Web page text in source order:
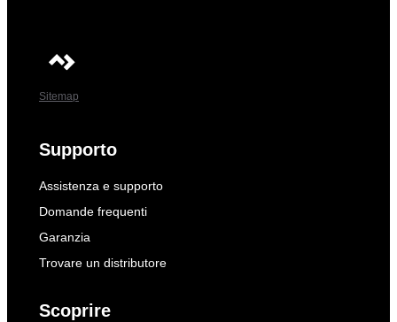
Sitemap
Supporto
Assistenza e supporto
Domande frequenti
Garanzia
Trovare un distributore
Scoprire